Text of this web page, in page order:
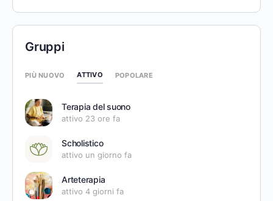
Gruppi
PIÙ NUOVO ATTIVO POPOLARE
Terapia del suono
attivo 23 ore fa
Scholistico
attivo un giorno fa
Arteterapia
attivo 4 giorni fa